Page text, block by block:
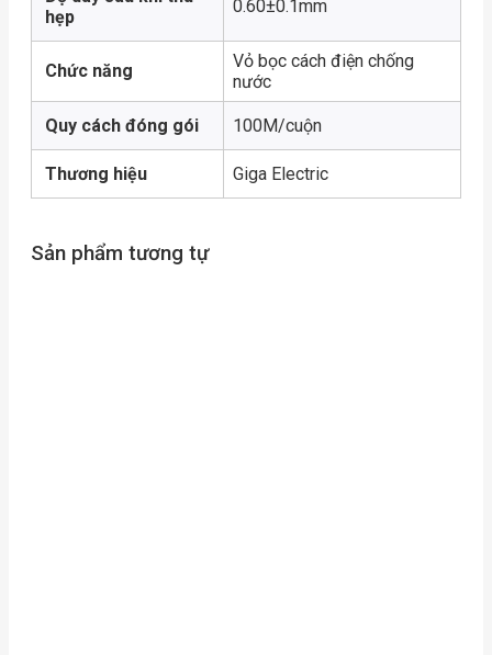
hẹp
0.60±0.1mm
Chức năng
Vỏ bọc cách điện chống
nước
Quy cách đóng gói 100M/cuộn
Thương hiệu Giga Electric
Sản phẩm tương tự